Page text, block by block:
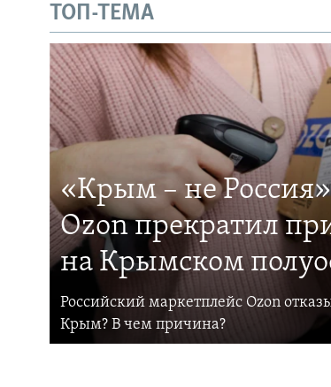
ТОП-ТЕМА
«Крым – не
Ozon прекратил
на Крымском
Российский маркетплейс Ozon
Крым? В чем причина?